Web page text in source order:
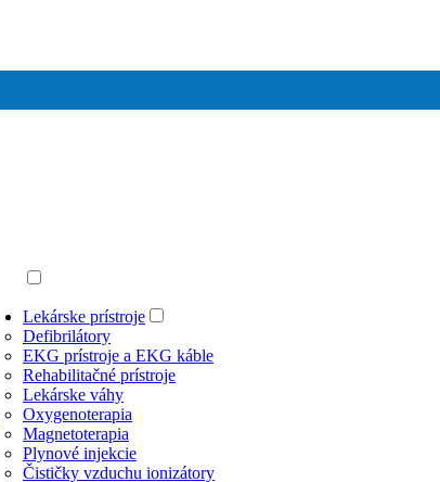
Lekárske prístroje
Defibrilátory
EKG prístroje a EKG káble
Rehabilitačné prístroje
Lekárske váhy
Oxygenoterapia
Magnetoterapia
Plynové injekcie
Čističky vzduchu ionizátory